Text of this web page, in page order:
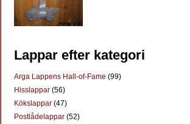
Lappar efter kategori
Arga Lappens Hall-of-Fame (99)
Hisslappar (56)
Kökslappar (47)
Postlådelappar (52)